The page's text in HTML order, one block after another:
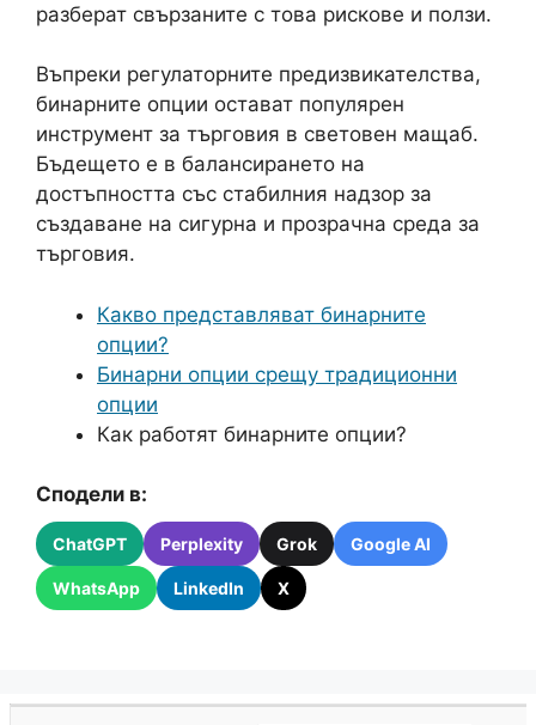
разберат свързаните с това рискове и ползи.
Въпреки регулаторните предизвикателства,
бинарните опции остават популярен
инструмент за търговия в световен мащаб.
Бъдещето е в балансирането на
достъпността със стабилния надзор за
създаване на сигурна и прозрачна среда за
търговия.
Какво представляват бинарните
опции?
Бинарни опции срещу традиционни
опции
Как работят бинарните опции?
Сподели в:
ChatGPT Perplexity Grok Google AI
WhatsApp LinkedIn X